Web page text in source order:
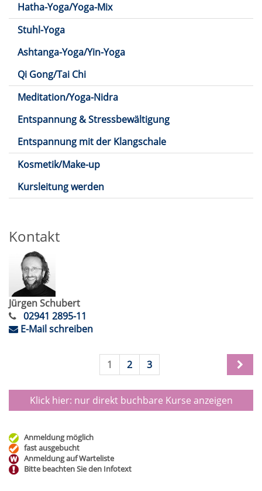
Hatha-Yoga/Yoga-Mix
Stuhl-Yoga
Ashtanga-Yoga/Yin-Yoga
Qi Gong/Tai Chi
Meditation/Yoga-Nidra
Entspannung & Stressbewältigung
Entspannung mit der Klangschale
Kosmetik/Make-up
Kursleitung werden
Kontakt
Jürgen Schubert
02941 2895-11
E-Mail schreiben
1 2 3
Klick hier: nur direkt buchbare Kurse anzeigen
Anmeldung möglich
fast ausgebucht
Anmeldung auf Warteliste
Bitte beachten Sie den Infotext